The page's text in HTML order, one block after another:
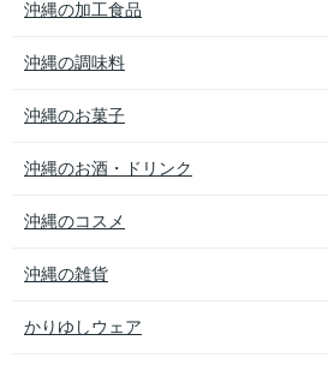
沖縄の加工食品
沖縄の調味料
沖縄のお菓子
沖縄のお酒・ドリンク
沖縄のコスメ
沖縄の雑貨
かりゆしウェア